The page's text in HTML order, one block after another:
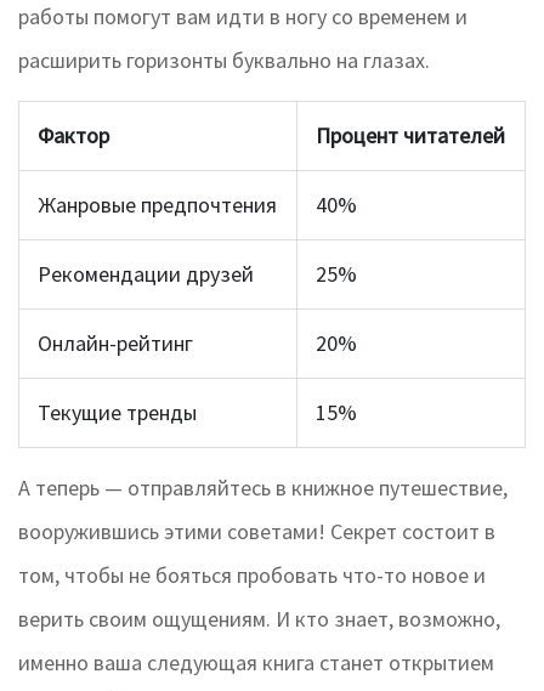
работы помогут вам идти в ногу со временем и
расширить горизонты буквально на глазах.
Фактор Процент читателей
Жанровые предпочтения 40%
Рекомендации друзей 25%
Онлайн-рейтинг 20%
Текущие тренды 15%
А теперь — отправляйтесь в книжное путешествие,
вооружившись этими советами! Секрет состоит в
том, чтобы не бояться пробовать что-то новое и
верить своим ощущениям. И кто знает, возможно,
именно ваша следующая книга станет открытием